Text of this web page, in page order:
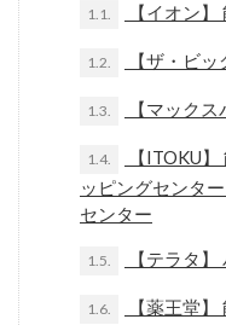
1.1. 【イオン】
1.2. 【ザ・ビ
1.3. 【マック
1.4.
【ITOKU
ッピングセンタ
センター
1.5. 【テラタ
1.6.
【薬王堂